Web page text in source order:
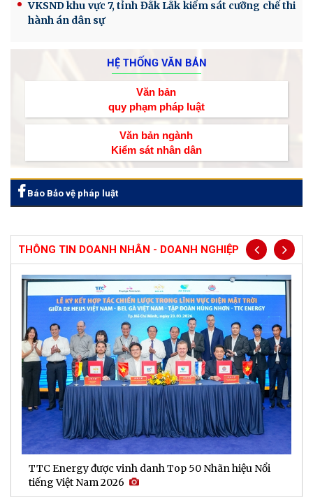
VKSND khu vực 7, tỉnh Đắk Lắk kiểm sát cưỡng chế thi
hành án dân sự
HỆ THỐNG VĂN BẢN
Văn bản
quy phạm pháp luật
Văn bản ngành
Kiểm sát nhân dân
Báo Bảo vệ pháp luật
THÔNG TIN DOANH NHÂN - DOANH NGHIỆP
TTC Energy được vinh danh Top 50 Nhãn hiệu Nổi
tiếng Việt Nam 2026